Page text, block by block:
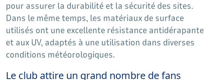
pour assurer la durabilité et la sécurité des sites.
Dans le même temps, les matériaux de surface
utilisés ont une excellente résistance antidérapante
et aux UV, adaptés à une utilisation dans diverses
conditions météorologiques.
Le club attire un grand nombre de fans